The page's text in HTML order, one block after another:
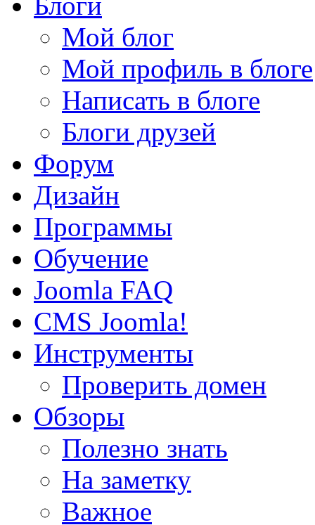
Мой блог
Мой профиль в блоге
Написать в блоге
Блоги друзей
Форум
Дизайн
Программы
Обучение
Joomla FAQ
CMS Joomla!
Инструменты
Проверить домен
Обзоры
Полезно знать
На заметку
Важное